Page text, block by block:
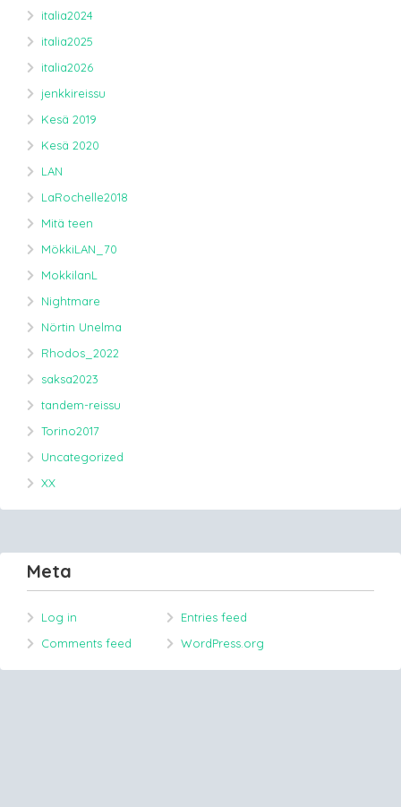
italia2024
italia2025
italia2026
jenkkireissu
Kesä 2019
Kesä 2020
LAN
LaRochelle2018
Mitä teen
MökkiLAN_70
MokkilanL
Nightmare
Nörtin Unelma
Rhodos_2022
saksa2023
tandem-reissu
Torino2017
Uncategorized
XX
Meta
Log in
Entries feed
Comments feed
WordPress.org